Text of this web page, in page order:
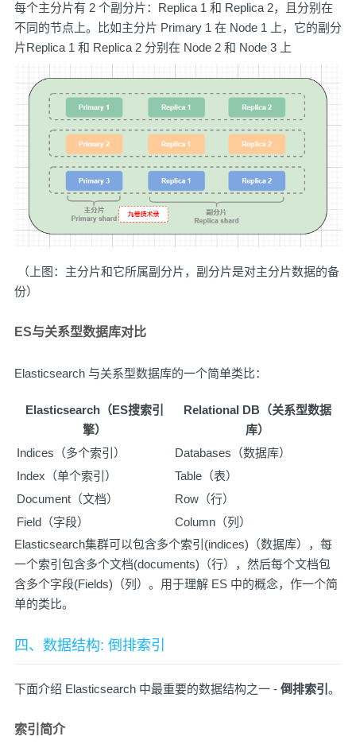
每个主分片有 2 个副分片：Replica 1 和 Replica 2，且分别在
不同的节点上。比如主分片 Primary 1 在 Node 1 上，它的副分
片Replica 1 和 Replica 2 分别在 Node 2 和 Node 3 上
​ （上图：主分片和它所属副分片，副分片是对主分片数据的备
份）
ES与关系型数据库对比
Elasticsearch 与关系型数据库的一个简单类比：
Elasticsearch（ES搜索引
擎）
Relational DB（关系型数据
库）
Indices（多个索引）
Databases（数据库）
Index（单个索引）
Table（表）
Document（文档）
Row（行）
Field（字段）
Column（列）
Elasticsearch集群可以包含多个索引(indices)（数据库），每
一个索引包含多个文档(documents)（行），然后每个文档包
含多个字段(Fields)（列）。用于理解 ES 中的概念，作一个简
单的类比。
四、数据结构: 倒排索引
下面介绍 Elasticsearch 中最重要的数据结构之一 - 倒排索引 。
索引简介